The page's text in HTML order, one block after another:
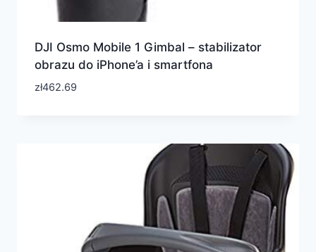
DJI Osmo Mobile 1 Gimbal – stabilizator
obrazu do iPhone’a i smartfona
zł462.69